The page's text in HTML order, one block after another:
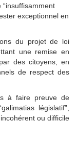
“insuffisamment
exceptionnel en
du projet de loi
une remise en
des citoyens, en
de respect des
à faire preuve de
législatif”,
ou difficile